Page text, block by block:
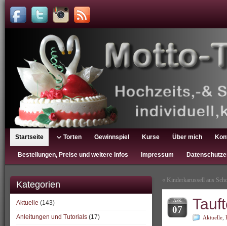
Startseite Torten Gewinnspiel Kurse Über mich
Bestellungen, Preise und weitere Infos Impressum
Kategorien
Aktuelle (143)
Anleitungen und Tutorials (17)
« Kinderkarussell aus
APR.
07
Aktuelle